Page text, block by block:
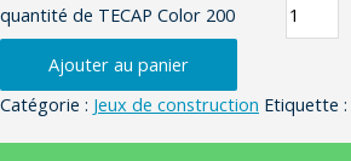
quantité de TECAP Color 200
Ajouter au panier
Catégorie : Jeux de construction Etiquette :